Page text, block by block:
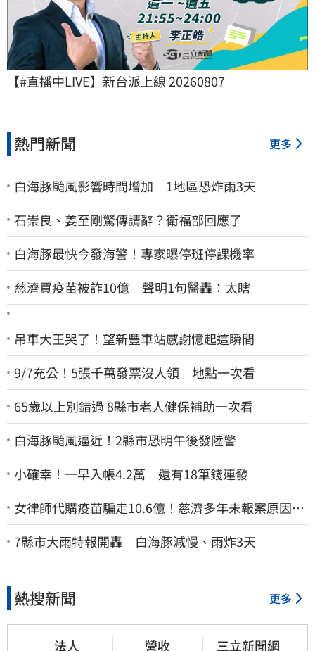
【#直播中LIVE】新台派上線 20260807
熱門新聞 更多
白海豚颱風影響時間增加 1地區恐炸雨3天
石崇良、姜至剛驚傳請辭？衛福部回應了
白海豚最快今發海警！專家曝停班停課機率
慈濟買疫苗被詐10億 聲明1句醫轟：太瞎
吊車大王哭了！望新豐車站感謝憶起這瞬間
9/7充公！5張千萬發票沒人領 地點一次看
65歲以上別錯過 8縣市老人健保補助一次看
白海豚颱風逼近！2縣市恐明午後發陸警
小確幸！一早入帳4.2萬 還有18筆錢連發
女律師代購疫苗騙走10.6億！慈濟多年未報案原因
曝：檢警上門才知被騙
7縣市大雨特報開轟 白海豚減慢、雨炸3天
熱搜新聞 更多
法人 營收 三立新聞網